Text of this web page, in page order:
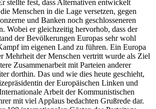
stellte fest, dass Alternativen entwickelt
Menschen in die Lage versetzen, gegen
und Banken noch geschlosseneren
Wobei er gleichzeitig hervorhob, dass der
der Bevölkerungen Europas sehr wohl
im eigenen Land zu führen. Ein Europa
Mehrheit der Menschen vertritt wurde als Ziel
Zusammenarbeit mit Parteien anderer
dorthin. Das und wie dies heute geschieht,
der Europäischen Linken und
Arbeit der Kommunistischen
mit viel Applaus bedachten Grußrede dar.